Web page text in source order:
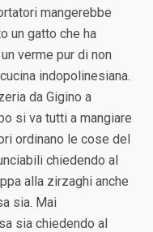
mangerebbe
un gatto che ha
verme pur di non
indopolinesiana.
da Gigino a
si va tutti a mangiare
ordinano le cose del
chiedendo al
alla zirzaghi anche
sia. Mai
sia chiedendo al